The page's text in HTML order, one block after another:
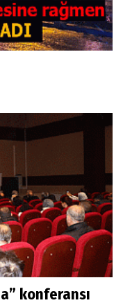
konferansı